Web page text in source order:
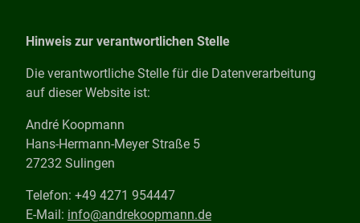
Hinweis zur verantwortlichen Stelle
Die verantwortliche Stelle für die Datenverarbeitung
auf dieser Website ist:
André Koopmann
Hans-Hermann-Meyer Straße 5
27232 Sulingen
Telefon: +49 4271 954447
E-Mail: info@andrekoopmann.de